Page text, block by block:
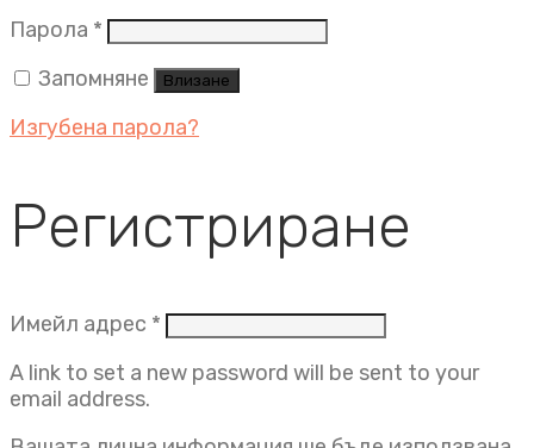
Парола * Задължително
Запомняне
Влизане
Изгубена парола?
Регистриране
Имейл адрес * Задължително
A link to set a new password will be sent to your
email address.